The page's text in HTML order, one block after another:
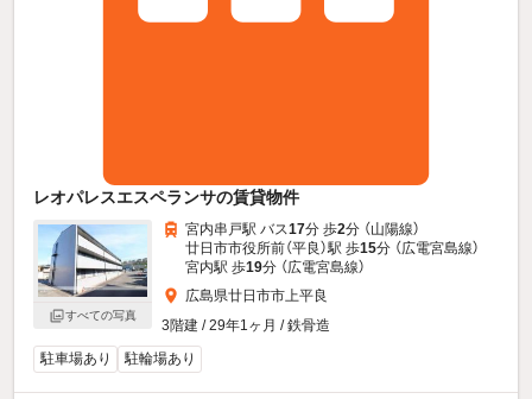
レオパレスエスペランサの賃貸物件
すべての写真
宮内串戸駅 バス17分 歩2分 （山陽線）
廿日市市役所前（平良）駅 歩15分 （広電宮島線）
宮内駅 歩19分 （広電宮島線）
広島県廿日市市上平良
3階建 / 29年1ヶ月 / 鉄骨造
駐車場あり
駐輪場あり